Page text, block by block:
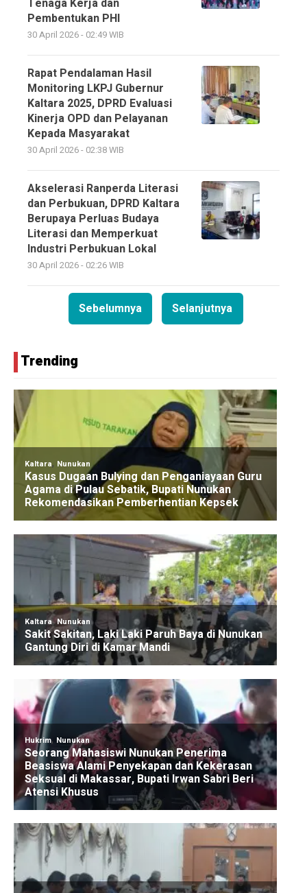
Pembentukan PHI
30 April 2026 - 02:49 WIB
Rapat Pendalaman Hasil
Monitoring LKPJ Gubernur
Kaltara 2025, DPRD Evaluasi
Kinerja OPD dan Pelayanan
Kepada Masyarakat
30 April 2026 - 02:38 WIB
Akselerasi Ranperda Literasi
dan Perbukuan, DPRD Kaltara
Berupaya Perluas Budaya
Literasi dan Memperkuat
Industri Perbukuan Lokal
30 April 2026 - 02:26 WIB
Sebelumnya Selanjutnya
Trending